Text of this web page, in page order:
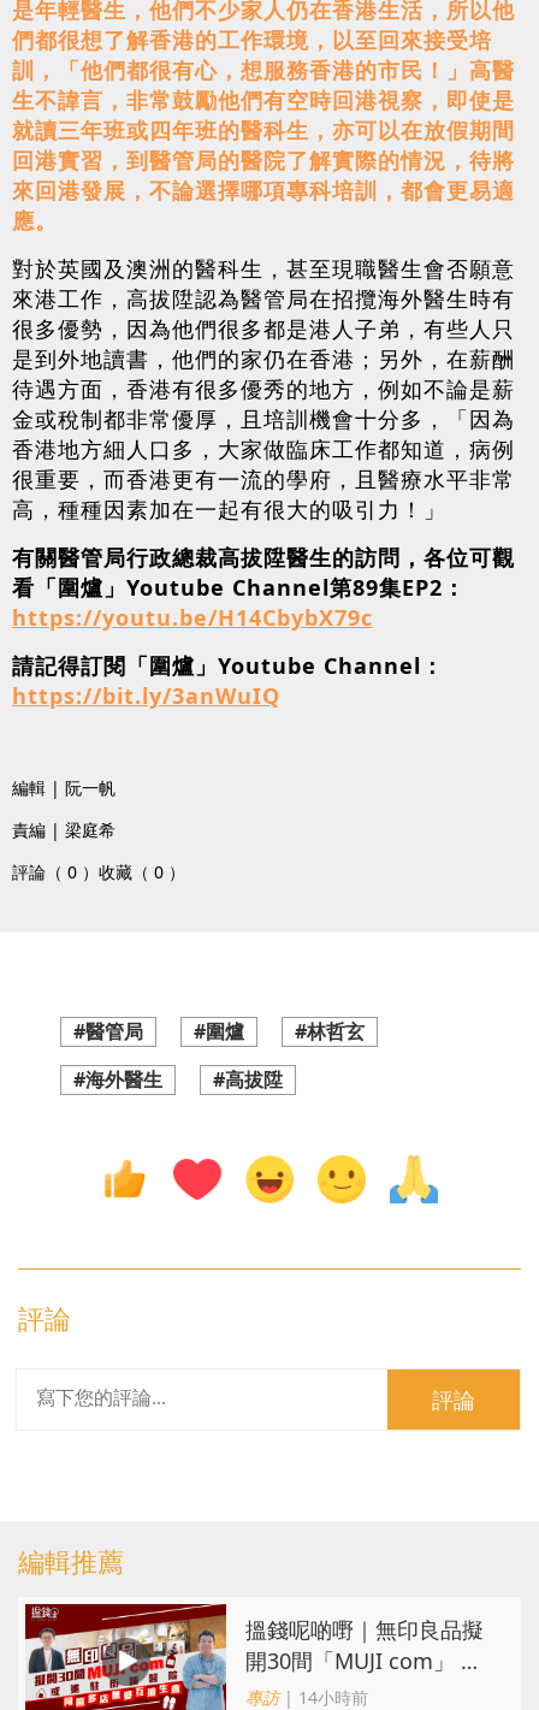
是年輕醫生，他們不少家人仍在香港生活，所以他
們都很想了解香港的工作環境，以至回來接受培
訓，「他們都很有心，想服務香港的市民！」高醫
生不諱言，非常鼓勵他們有空時回港視察，即使是
就讀三年班或四年班的醫科生，亦可以在放假期間
回港實習，到醫管局的醫院了解實際的情況，待將
來回港發展，不論選擇哪項專科培訓，都會更易適
應。
對於英國及澳洲的醫科生，甚至現職醫生會否願意
來港工作，高拔陞認為醫管局在招攬海外醫生時有
很多優勢，因為他們很多都是港人子弟，有些人只
是到外地讀書，他們的家仍在香港；另外，在薪酬
待遇方面，香港有很多優秀的地方，例如不論是薪
金或稅制都非常優厚，且培訓機會十分多，「因為
香港地方細人口多，大家做臨床工作都知道，病例
很重要，而香港更有一流的學府，且醫療水平非常
高，種種因素加在一起有很大的吸引力！」
有關醫管局行政總裁高拔陞醫生的訪問，各位可觀
看「圍爐」Youtube Channel第89集EP2：
https://youtu.be/H14CbybX79c
請記得訂閱「圍爐」Youtube Channel：
https://bit.ly/3anWuIQ
編輯 | 阮一帆
責編 | 梁庭希
評論（ 0 ） 收藏（ 0 ）
#醫管局 #圍爐
#林哲玄
#海外醫生
#高拔陞
評論
評論
編輯推薦
搵錢呢啲嘢｜無印良品擬
開30間「MUJI com」 或
進駐街舖醫院 同區多店無
專訪| 14小時前